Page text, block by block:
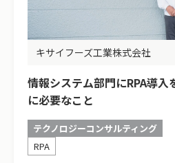
キサイフーズ工業株式会社
情報システム部門にRPA導入
に必要なこと
テクノロジーコンサルティング
RPA